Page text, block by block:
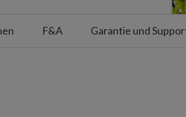
F&A Garantie und